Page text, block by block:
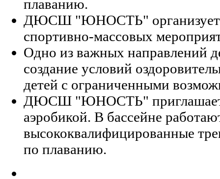
плаванию.
ДЮСШ "ЮНОСТЬ" организует
спортивно-массовых
Одно из важных направлений
создание условий
детей с ограниченными
ДЮСШ "ЮНОСТЬ" приглашает
аэробикой. В бассейне
высококвалифицированные
по плаванию.